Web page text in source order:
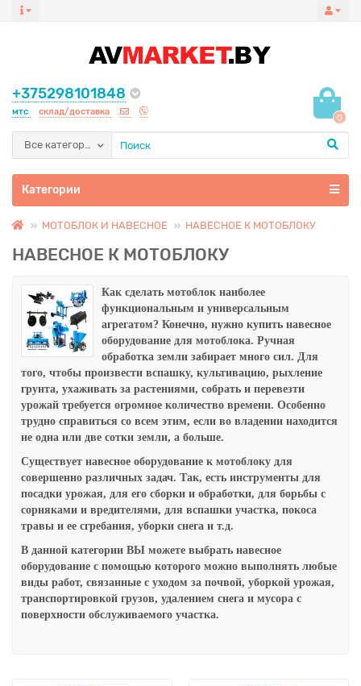
+375298101848
мтс склад/доставка
0
Все категории
Категории
МОТОБЛОК И НАВЕСНОЕ НАВЕСНОЕ К МОТОБЛОКУ
НАВЕСНОЕ К МОТОБЛОКУ
Как сделать мотоблок наиболее
функциональным и универсальным
агрегатом? Конечно, нужно купить навесное
оборудование для мотоблока. Ручная
обработка земли забирает много сил. Для
того, чтобы произвести вспашку, культивацию, рыхление
грунта, ухаживать за растениями, собрать и перевезти
урожай требуется огромное количество времени. Особенно
трудно справиться со всем этим, если во владении находится
не одна или две сотки земли, а больше.
Существует навесное оборудование к мотоблоку для
совершенно различных задач. Так, есть инструменты для
посадки урожая, для его сборки и обработки, для борьбы с
сорняками и вредителями, для вспашки участка, покоса
травы и ее сгребания, уборки снега и т.д.
В данной категории ВЫ можете выбрать навесное
оборудование с помощью которого можно выполнять любые
виды работ, связанные с уходом за почвой, уборкой урожая,
транспортировкой грузов, удалением снега и мусора с
поверхности обслуживаемого участка.